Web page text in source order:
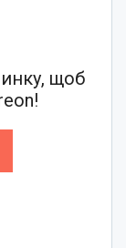
щоб